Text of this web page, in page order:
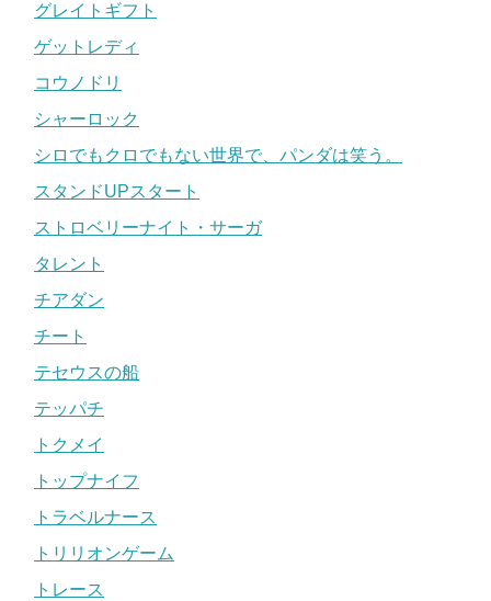
グレイトギフト
ゲットレディ
コウノドリ
シャーロック
シロでもクロでもない世界で、パンダは笑う。
スタンドUPスタート
ストロベリーナイト・サーガ
タレント
チアダン
チート
テセウスの船
テッパチ
トクメイ
トップナイフ
トラベルナース
トリリオンゲーム
トレース